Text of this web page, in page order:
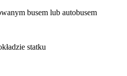
busem lub autobusem
statku